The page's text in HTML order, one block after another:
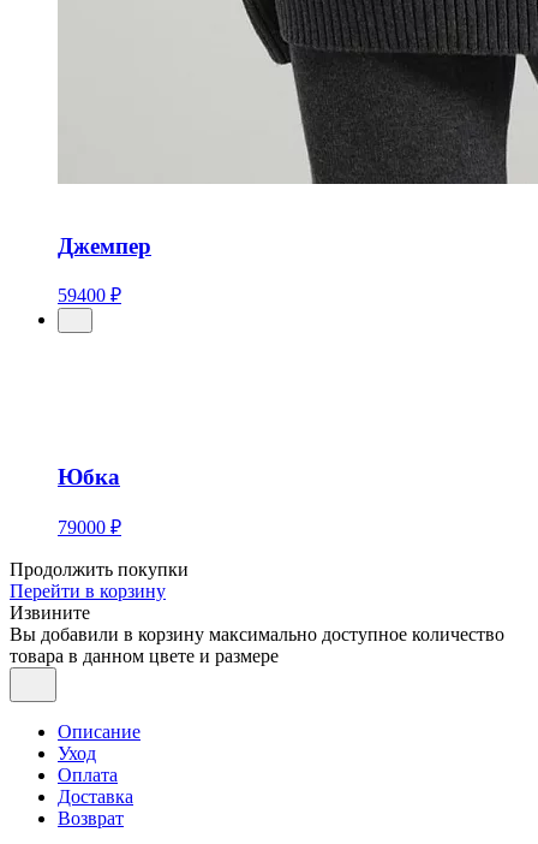
Джемпер
59400 ₽
Юбка
79000 ₽
Продолжить покупки
Перейти в корзину
Извините
Вы добавили в корзину максимально доступное количество
товара в данном цвете и размере
Описание
Уход
Оплата
Доставка
Возврат